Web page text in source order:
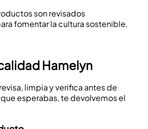
son revisados
fomentar la cultura sostenible.
Hamelyn
limpia y verifica antes de
esperabas, te devolvemos el